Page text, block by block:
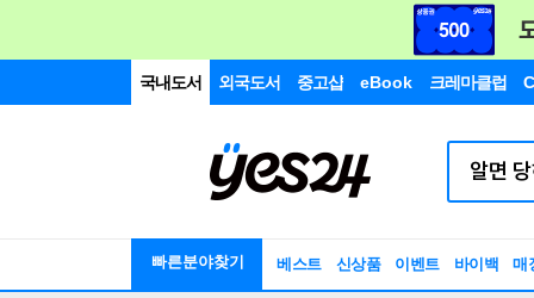
국내도서 외국도서 중고샵 eBook 크레마클럽
빠른분야찾기 베스트 신상품 이벤트 바이백 매